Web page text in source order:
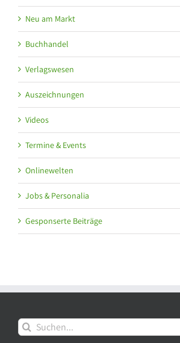
Neu am Markt
Buchhandel
Verlagswesen
Auszeichnungen
Videos
Termine & Events
Onlinewelten
Jobs & Personalia
Gesponserte Beiträge
Suche
nach: